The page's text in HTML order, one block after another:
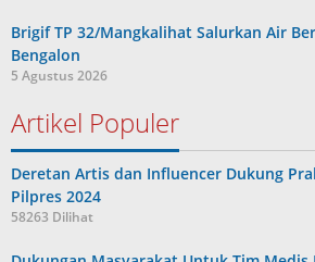
Brigif TP 32/Mangkalihat Salurkan Air
Bengalon
5 Agustus 2026
Artikel Populer
Deretan Artis dan Influencer Dukung
Pilpres 2024
58263 Dilihat